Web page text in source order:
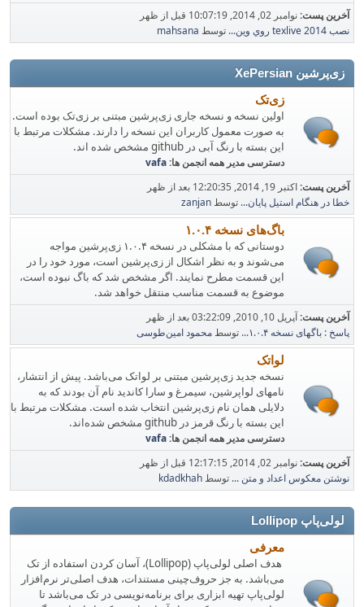
آخرین پست:نوامبر 02, 2014, 10:07:19 قبل از ظهر
نصب texlive 2014 روي وين...
توسط mahsana
زی‌پرشین XePersian
زی‌تک
اولین نسخه و نسخه جاری زی‌پرشین مبتنی بر زی‌تک بوده است.
به صورت معمول کاربران این نسخه را دارند. مشکلات مرتبط با
این بسته با رنگ آبی در github مشخص شده اند.
دسترسی مدیر همه انجمن ها:vafa
آخرین پست:اکتبر 19, 2014, 12:20:35 بعد از ظهر
خطا در هنگام استیل پایان... توسطzanjan
باگ‌های نسخه ۱.۰.۴
دوستانی که با مشکلی در نسخه ۱.۰.۴ زی‌پرشین مواجه
می‌شوند و به نظر اشکال از زی‌پرشین است، مورد خود را در
این قسمت مطرح نمایند. اگر مشخص شد که باگ نبوده است،
موضوع به قسمت مناسب منتقل خواهد شد.
آخرین پست:آپریل 10, 2010, 03:22:09 بعد از ظهر
پاسخ : باگهای نسخه ۱.۰.۴...
توسطمحمود امین‌طوسی
لواتک
نسخه جدید زی‌پرشین مبتنی بر لواتک می‌باشد. پیش از انتشار،
نامهای لواپرشین، سیمرغ و سارا کاندید نام‌ آن بودند که به
دلایلی همان نام زی‌پرشین انتخاب شده است. مشکلات مرتبط با
این بسته با رنگ قرمز در github مشخص شده‌اند.
دسترسی مدیر همه انجمن ها:vafa
آخرین پست:نوامبر 02, 2014, 12:17:15 قبل از ظهر
نوشتن معکوس اعداد و متن ... توسطkdadkhah
لولی‌پاپ Lollipop
معرفی
هدف اصلی لولی‌پاپ (Lollipop)، آسان کردن استفاده از تک
می‌باشد. به جز حروف‌چینی مستندات، هدف اصلی‌تر نرم‌افزار
لولی‌پاپ تهیه ابزاری برای برنامه‌نویسی در تک می‌باشد تا